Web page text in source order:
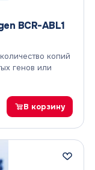
BCR-ABL1
копий
генов или
В корзину